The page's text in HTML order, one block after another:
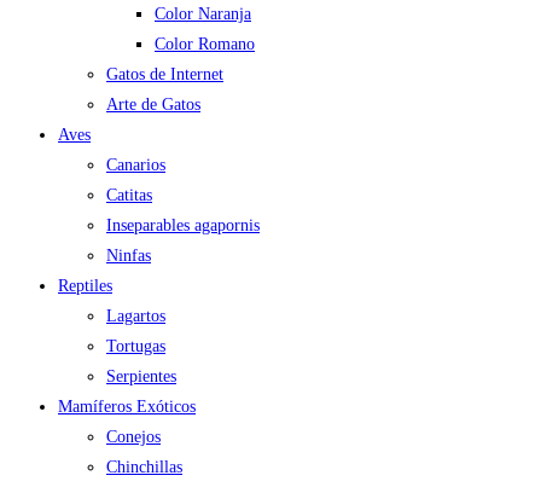
Color Naranja
Color Romano
Gatos de Internet
Arte de Gatos
Aves
Canarios
Catitas
Inseparables agapornis
Ninfas
Reptiles
Lagartos
Tortugas
Serpientes
Mamíferos Exóticos
Conejos
Chinchillas